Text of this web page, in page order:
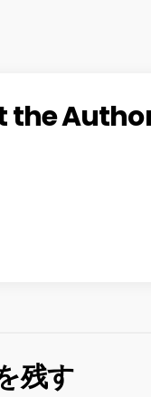
the
残す